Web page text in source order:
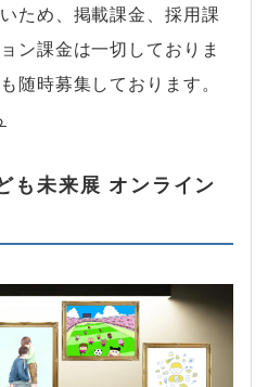
ため、掲載課金、採用課
ン課金は一切しておりま
随時募集しております。
も未来展 オンライン